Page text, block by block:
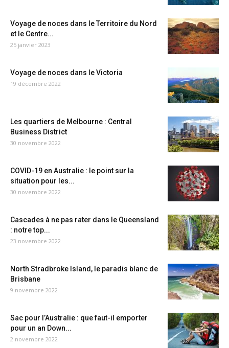
Voyage de noces dans le Territoire du Nord
et le Centre...
25 janvier 2023
Voyage de noces dans le Victoria
19 décembre 2022
Les quartiers de Melbourne : Central
Business District
30 novembre 2022
COVID-19 en Australie : le point sur la
situation pour les...
30 novembre 2022
Cascades à ne pas rater dans le Queensland
: notre top...
23 novembre 2022
North Stradbroke Island, le paradis blanc de
Brisbane
9 novembre 2022
Sac pour l’Australie : que faut-il emporter
pour un an Down...
2 novembre 2022